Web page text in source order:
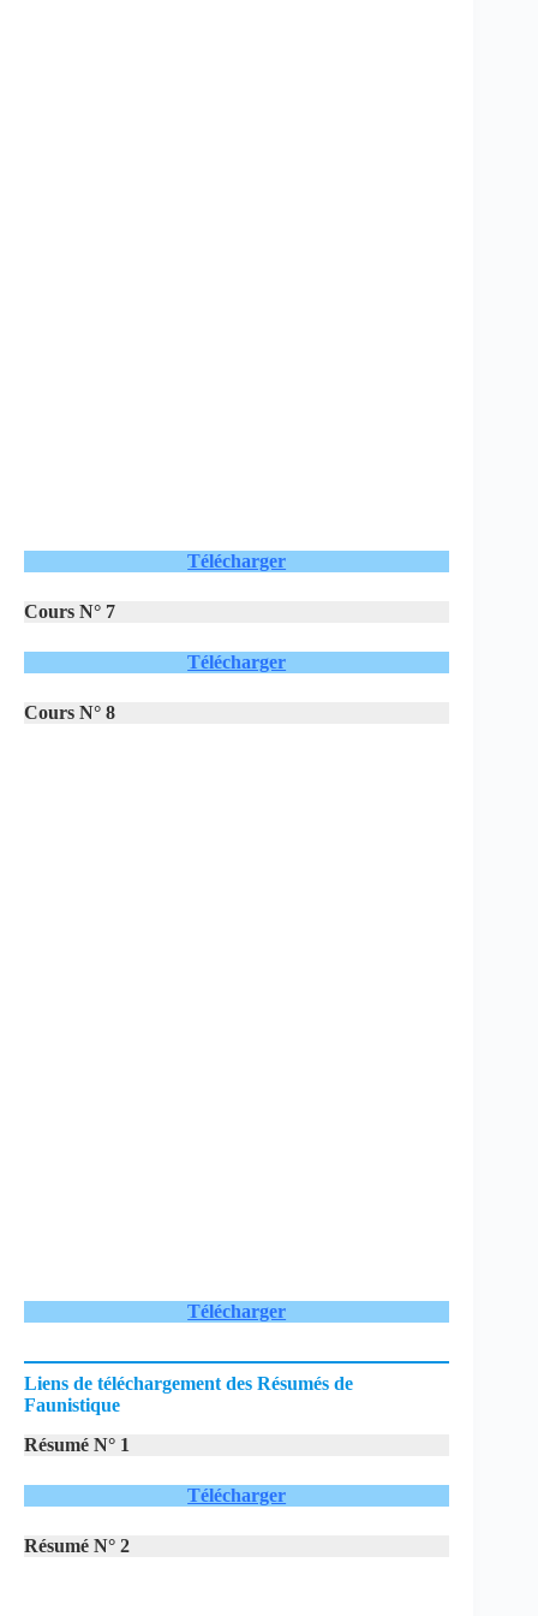
Télécharger
Cours N° 7
Télécharger
Cours N° 8
Télécharger
Liens de téléchargement des Résumés de
Faunistique
Résumé N° 1
Télécharger
Résumé N° 2